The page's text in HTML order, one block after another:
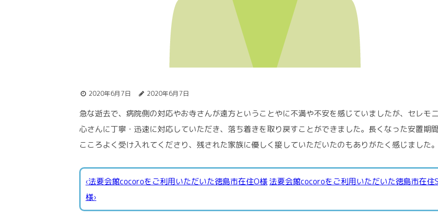
2020年6月7日 2020年6月7日
急な逝去で、病院側の対応やお寺さんが遠方ということやに不満や不安を感じていましたが、セレモ
心さんに丁寧・迅速に対応していただき、落ち着きを取り戻すことができました。長くなった安置期
こころよく受け入れてくださり、残された家族に優しく接していただいたのもありがたく感じました
‹法要会館cocoroをご利用いただいた徳島市在住O様法要会館cocoroをご利用いただいた徳島市在住
様›